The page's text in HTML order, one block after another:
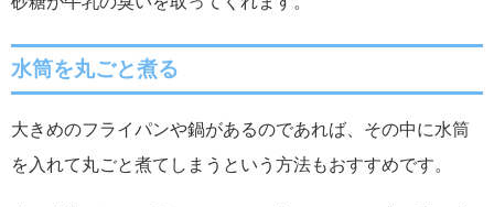
水筒を丸ごと煮る
大きめのフライパンや鍋があるのであれば、その中に水筒
を入れて丸ごと煮てしまうという方法もおすすめです。